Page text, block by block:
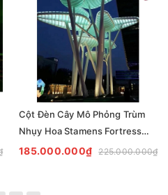
Cột Đèn Cây Mô Phỏng Trùm
Nhụy Hoa Stamens Fortress
ZCQ-HH1021 ZALAA Chiếu
185.000.000₫ 225.000.000₫